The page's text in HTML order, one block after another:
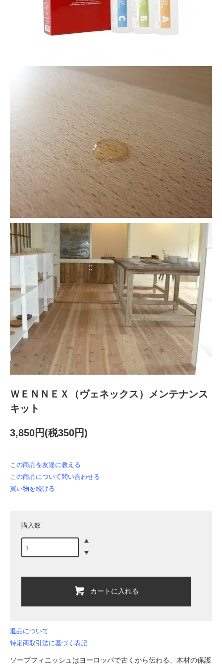
ＷＥＮＮＥＸ（ヴェネックス）メンテナンス
キット
3,850円(税350円)
この商品を友達に教える
この商品について問い合わせる
買い物を続ける
購入数
カートに入れる
返品について
特定商取引法に基づく表記
ソープフィニッシュはヨーロッパで古くから伝わる、木材の保護